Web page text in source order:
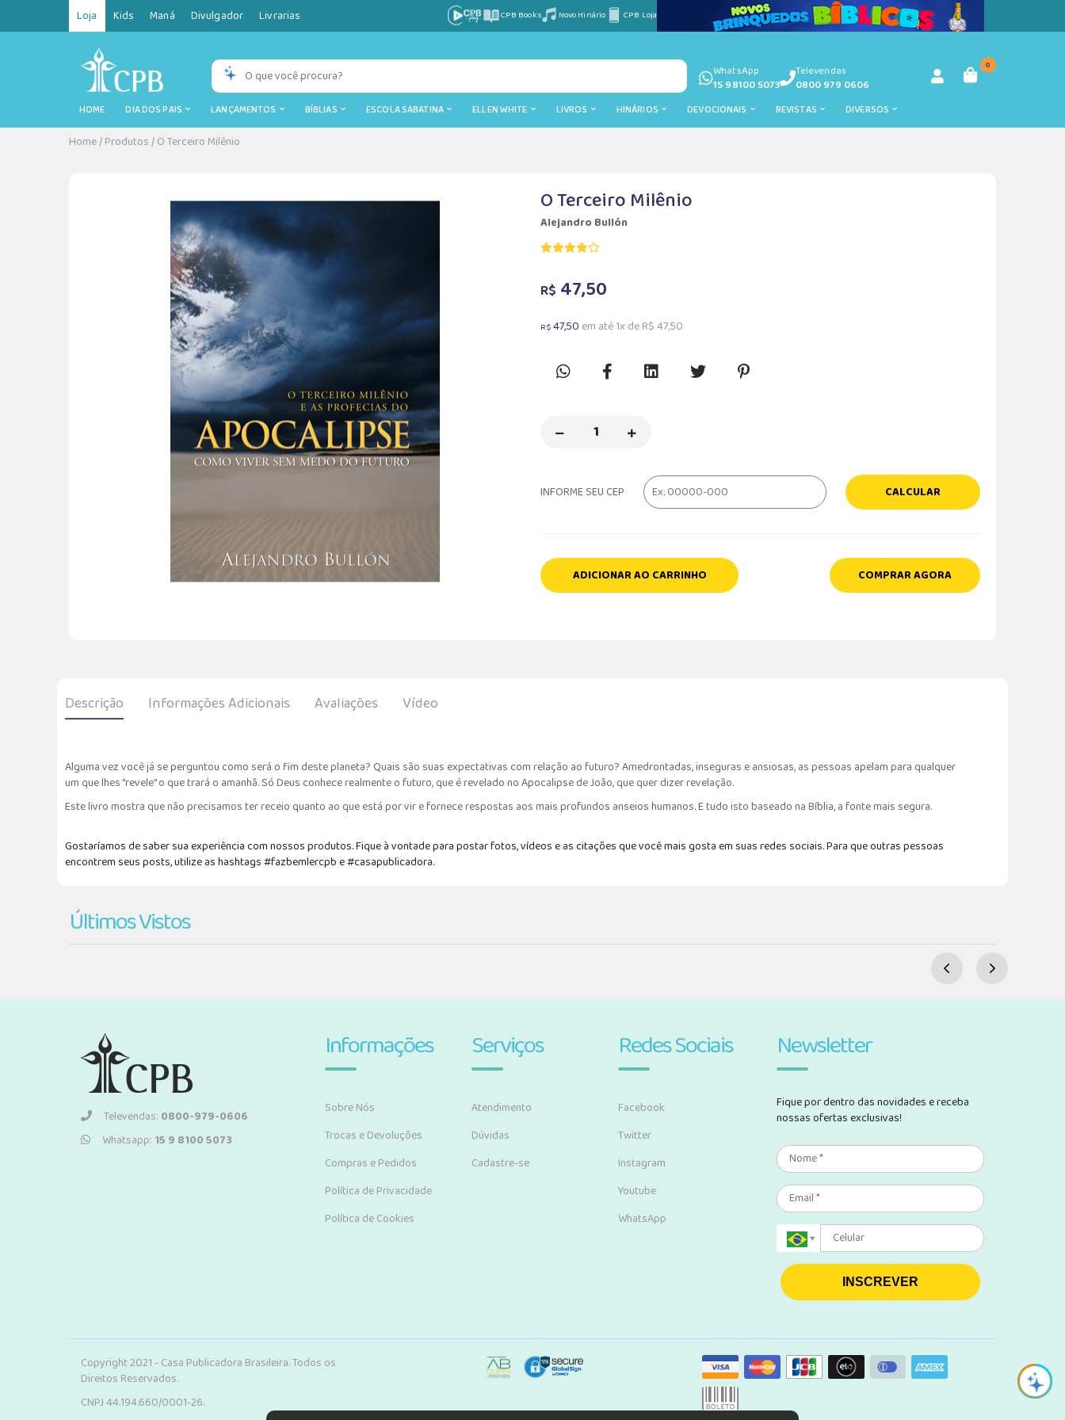
Loja Kids Maná Divulgador Livrarias CPB Books Novo Hinário CPB Loja
WhatsApp
15 98100 5073
Televendas
0800 979 0606
0
HOME DIA DOS PAIS LANÇAMENTOS BÍBLIAS ESCOLA SABATINA ELLEN WHITE LIVROS HINÁRIOS DEVOCIONAIS REVISTAS DIVERSOS
Home/Produtos/O Terceiro Milênio
O Terceiro Milênio
Alejandro Bullón
R$ 47,50
R$47,50 em até 1x de R$ 47,50
INFORME SEU CEP CALCULAR
ADICIONAR AO CARRINHO COMPRAR AGORA
Descrição Informações Adicionais Avaliações Vídeo
Alguma vez você já se perguntou como será o fim deste planeta? Quais são suas expectativas com relação ao futuro? Amedrontadas, inseguras e ansiosas, as pessoas apelam para qualquer
um que lhes "revele" o que trará o amanhã. Só Deus conhece realmente o futuro, que é revelado no Apocalipse de João, que quer dizer revelação.
Este livro mostra que não precisamos ter receio quanto ao que está por vir e fornece respostas aos mais profundos anseios humanos. E tudo isto baseado na Bíblia, a fonte mais segura.
Gostaríamos de saber sua experiência com nossos produtos. Fique à vontade para postar fotos, vídeos e as citações que você mais gosta em suas redes sociais. Para que outras pessoas
encontrem seus posts, utilize as hashtags #fazbemlercpb e #casapublicadora.
Últimos Vistos
Televendas: 0800-979-0606
Whatsapp: 15 9 8100 5073
Informações
Sobre Nós
Trocas e Devoluções
Compras e Pedidos
Política de Privacidade
Política de Cookies
Serviços
Atendimento
Dúvidas
Cadastre-se
Redes Sociais
Facebook
Twitter
Instagram
Youtube
WhatsApp
Newsletter
Fique por dentro das novidades e receba
nossas ofertas exclusivas!
INSCREVER
Copyright 2021 - Casa Publicadora Brasileira. Todos os
Direitos Reservados.
CNPJ 44.194.660/0001-26.